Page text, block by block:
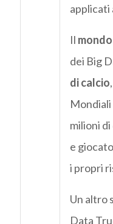
applicati
Il
dei Big
di calcio
milioni
e
i propri
Un altro
Data